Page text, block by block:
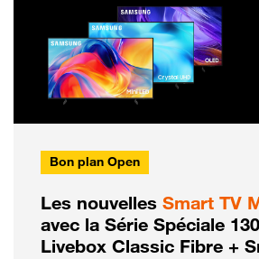
Bon plan Open
Les nouvelles Smart TV
avec la Série Spéciale
Livebox Classic Fibre +